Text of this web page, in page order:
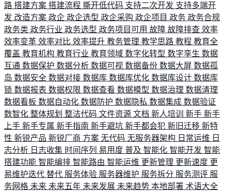
路 搭建方案 搭建流程 撕开低代码 支持二次开发 支持多端开
发 改造方案 政企 政企选型 政企采购 政企项目 政务 政务合规
政务类 政务行业 政务选型 政务项目可用 故障 故障排查 效率
效率变革 效率对比 效率提升 教务管理 教学思路 教程 教育全
覆盖 教育机构 教育行业 教育领域 数字化转型 数字孪生 数据
互通 数据保护 数据分析 数据可视 数据备份 数据大屏 数据孤
岛 数据安全 数据对接 数据库 数据库优化 数据库设计 数据库
锁 数据报表 数据权限 数据查看 数据模型 数据治理 数据清理
数据看板 数据自动化 数据防护 数据隐私 数据集成 数据验证
数智化 整体规划 整洁代码 文件资源 文档 新人培训 新手 新手
上手 新手专属 新手指南 新手避坑 新手都会犯 新旧迁移 新特
性 新锐产品 新锐厂商 方案 无代码 无服务器架构 日常运维 日
志分析 日志收集 时间序列 易用度 普及 智能化 智能开发 智能
搭建功能 智能编排 智能路由 智能运维 更新管理 更新速度 更
易维护迭代 替代 服务体验 服务器维护 服务拆分 服务测评 服
务网格 未来 未来五年 未来发展 未来趋势 本地部署 术语大全